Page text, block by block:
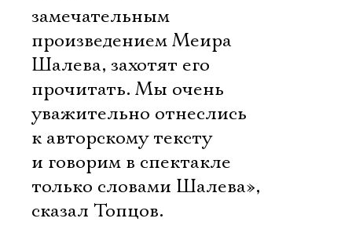
замечательным
произведением Меира
Шалева, захотят его
прочитать. Мы очень
уважительно отнеслись
к авторскому тексту
и говорим в спектакле
только словами Шалева», 
сказал Топцов.